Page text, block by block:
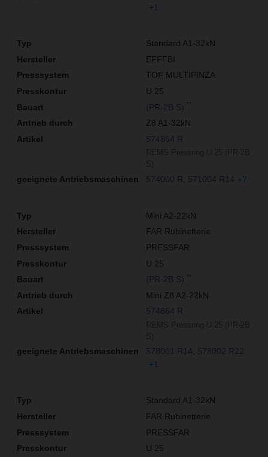
+1
Standard A1-32kN
EFFEBI
TOF MULTIPINZA
U 25
(PR-2B S)
Z8 A1-32kN
574864 R
574000 R 571004 R14 +7
Mini A2-22kN
FAR Rubinetterie
PRESSFAR
U 25
(PR-2B S)
Mini Z8 A2-22kN
574864 R
578001 R14
578002 R22
+1
Standard A1-32kN
FAR Rubinetterie
PRESSFAR
U 25